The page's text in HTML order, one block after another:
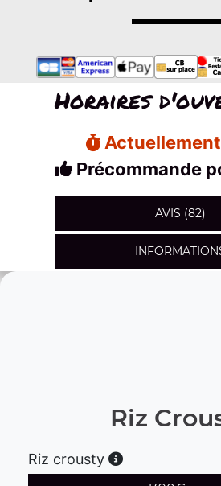
Horaires
Précommande
AVIS (82)
Riz
Riz crousty